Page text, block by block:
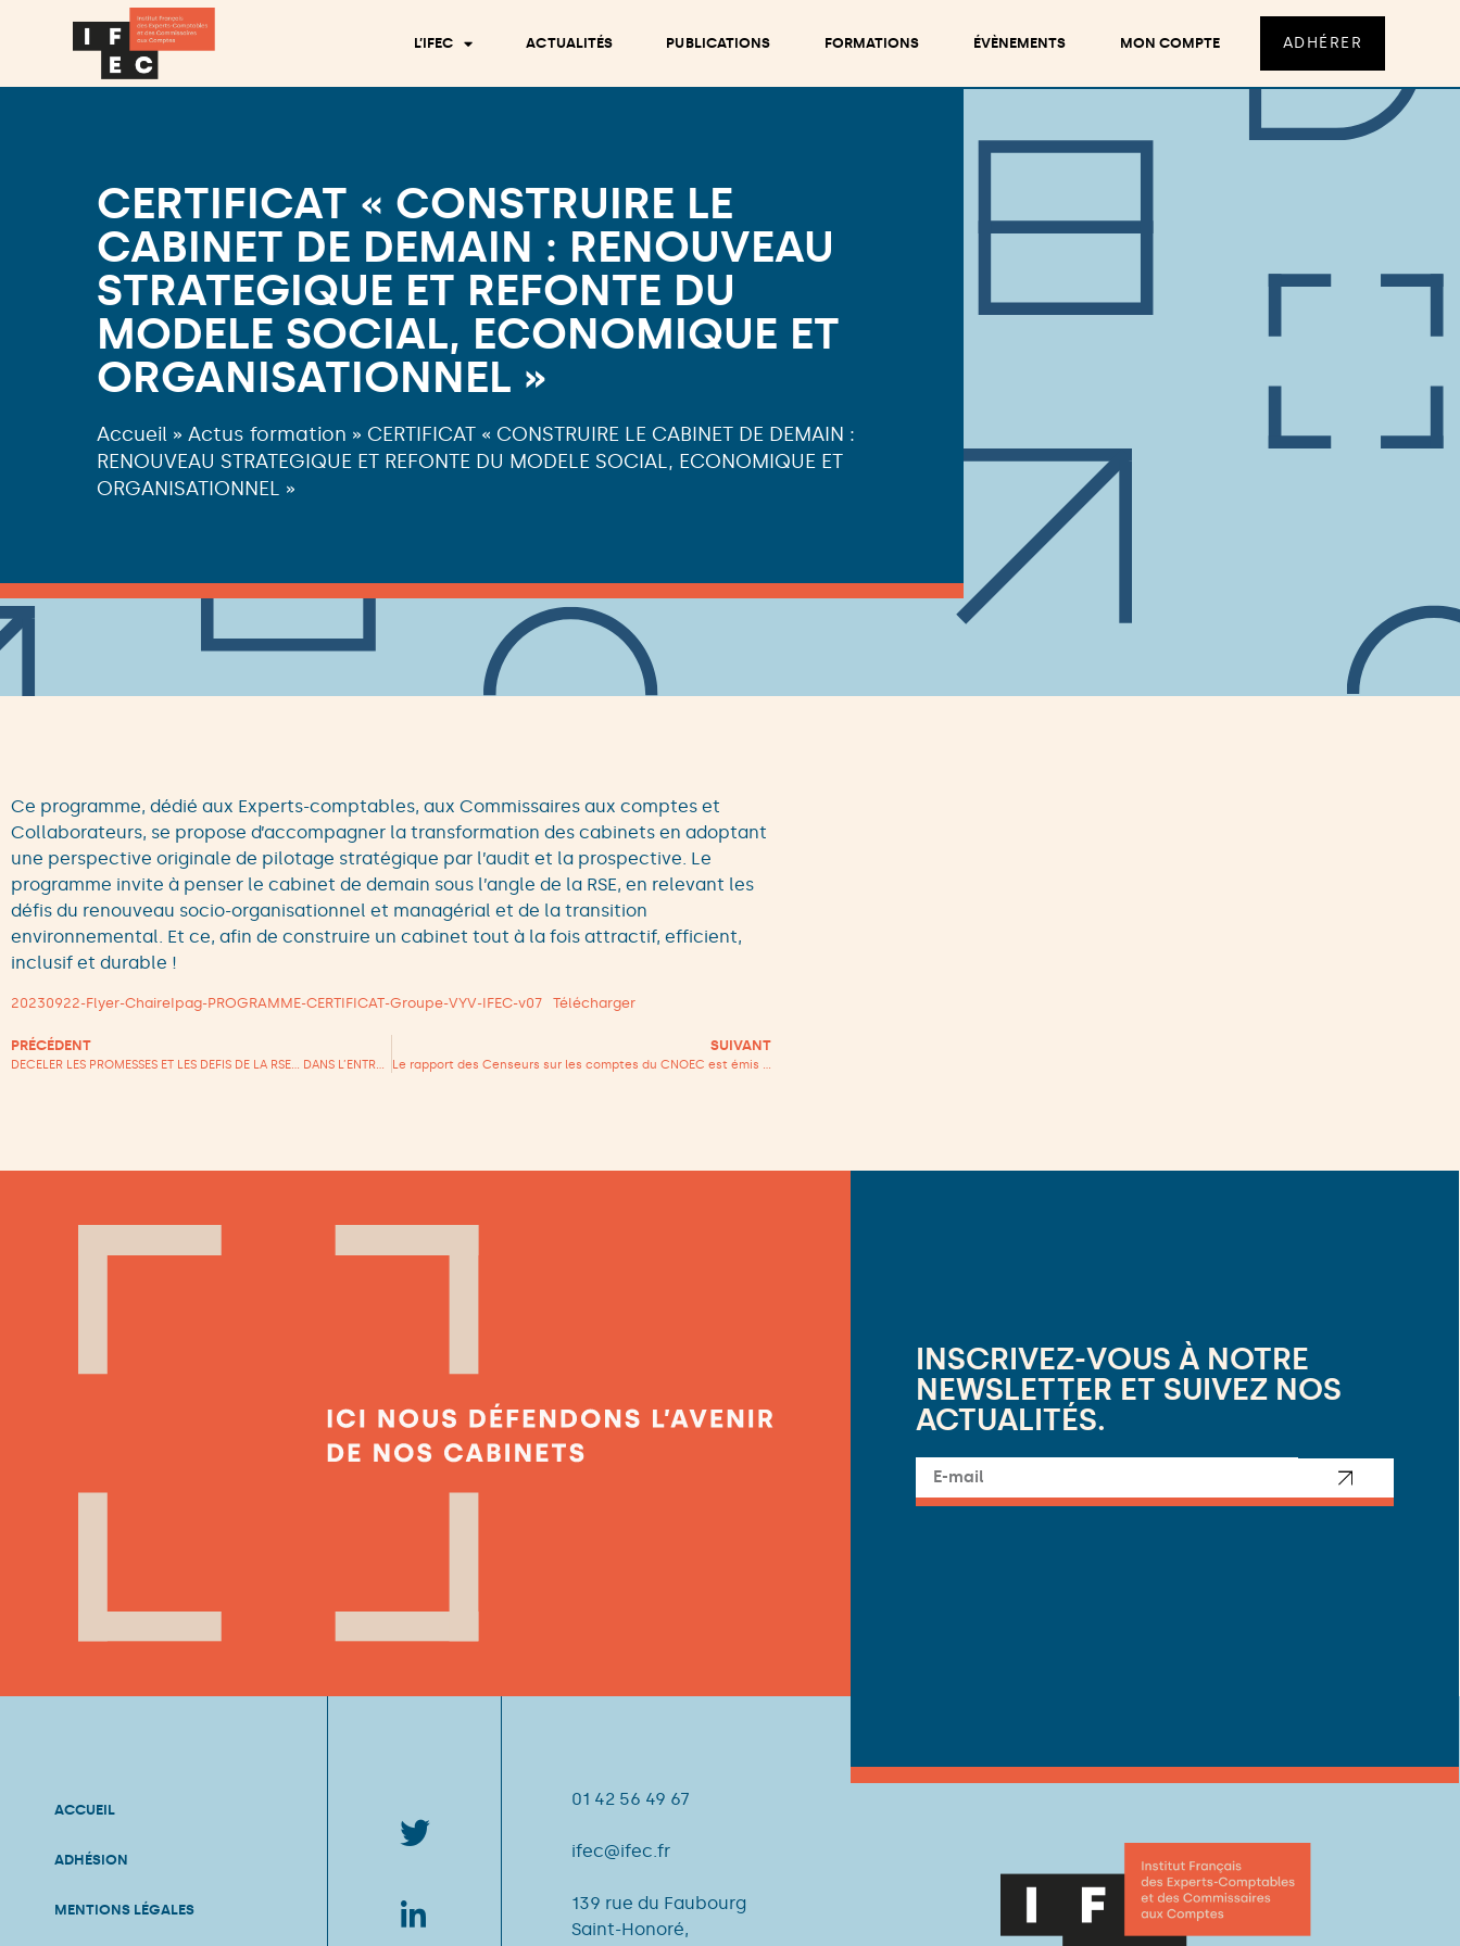
L’IFEC ACTUALITÉS PUBLICATIONS FORMATIONS ÉVÈNEMENTS MON COMPTE ADHÉRER
CERTIFICAT « CONSTRUIRE LE
CABINET DE DEMAIN : RENOUVEAU
STRATEGIQUE ET REFONTE DU
MODELE SOCIAL, ECONOMIQUE ET
ORGANISATIONNEL »
Accueil » Actus formation » CERTIFICAT « CONSTRUIRE LE CABINET DE DEMAIN :
RENOUVEAU STRATEGIQUE ET REFONTE DU MODELE SOCIAL, ECONOMIQUE ET
ORGANISATIONNEL »
Ce programme, dédié aux Experts-comptables, aux Commissaires aux comptes et
Collaborateurs, se propose d’accompagner la transformation des cabinets en adoptant
une perspective originale de pilotage stratégique par l’audit et la prospective. Le
programme invite à penser le cabinet de demain sous l’angle de la RSE, en relevant les
défis du renouveau socio-organisationnel et managérial et de la transition
environnemental. Et ce, afin de construire un cabinet tout à la fois attractif, efficient,
inclusif et durable !
20230922-Flyer-ChaireIpag-PROGRAMME-CERTIFICAT-Groupe-VYV-IFEC-v07 Télécharger
PRÉCÉDENT SUIVANT
INSCRIVEZ-VOUS À NOTRE
NEWSLETTER ET SUIVEZ NOS
ACTUALITÉS.
ACCUEIL
ADHÉSION
MENTIONS LÉGALES
01 42 56 49 67
ifec@ifec.fr
139 rue du Faubourg
Saint-Honoré,